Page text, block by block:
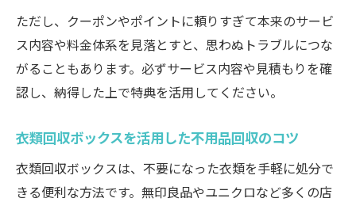
ただし、クーポンやポイントに頼りすぎて本来のサービ
ス内容や料金体系を見落とすと、思わぬトラブルにつな
がることもあります。必ずサービス内容や見積もりを確
認し、納得した上で特典を活用してください。
衣類回収ボックスを活用した不用品回収のコツ
衣類回収ボックスは、不要になった衣類を手軽に処分で
きる便利な方法です。無印良品やユニクロなど多くの店